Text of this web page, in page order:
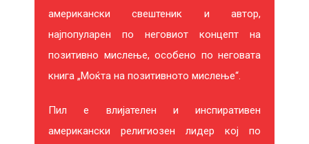
американски свештеник и автор,
најпопуларен по неговиот концепт на
позитивно мислење, особено по неговата
книга „Моќта на позитивното мислење“.
Пил е влијателен и инспиративен
американски религиозен лидер кој по